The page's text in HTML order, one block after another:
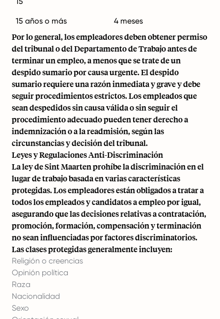
15 años o más 4 meses
Por lo general, los empleadores deben obtener permiso
del tribunal o del Departamento de Trabajo antes de
terminar un empleo, a menos que se trate de un
despido sumario por causa urgente. El despido
sumario requiere una razón inmediata y grave y debe
seguir procedimientos estrictos. Los empleados que
sean despedidos sin causa válida o sin seguir el
procedimiento adecuado pueden tener derecho a
indemnización o a la readmisión, según las
circunstancias y decisión del tribunal.
Leyes y Regulaciones Anti-Discriminación
La ley de Sint Maarten prohíbe la discriminación en el
lugar de trabajo basada en varias características
protegidas. Los empleadores están obligados a tratar a
todos los empleados y candidatos a empleo por igual,
asegurando que las decisiones relativas a contratación,
promoción, formación, compensación y terminación
no sean influenciadas por factores discriminatorios.
Las clases protegidas generalmente incluyen:
Religión o creencias
Opinión política
Raza
Nacionalidad
Sexo